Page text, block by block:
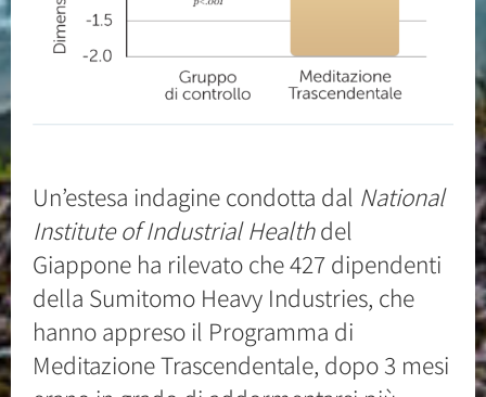
Un’estesa indagine condotta dal National
Institute of Industrial Healthdel
Giappone ha rilevato che 427 dipendenti
della Sumitomo Heavy Industries, che
hanno appreso il Programma di
Meditazione Trascendentale, dopo 3 mesi